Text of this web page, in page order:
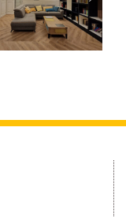
Peinture salon